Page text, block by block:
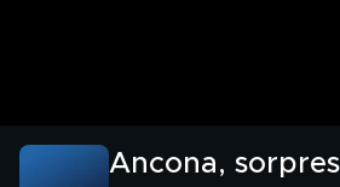
Ancona,